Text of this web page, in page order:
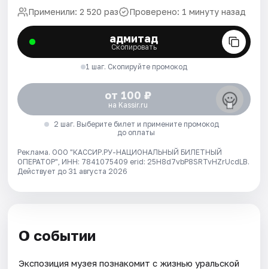
Применили: 2 520 раз Проверено: 1 минуту назад
адмитад
Скопировать
1 шаг. Скопируйте промокод
от 100 ₽
на Kassir.ru
2 шаг. Выберите билет и примените промокод
до оплаты
Реклама. ООО "КАССИР.РУ-НАЦИОНАЛЬНЫЙ БИЛЕТНЫЙ
ОПЕРАТОР", ИНН: 7841075409 erid: 25H8d7vbP8SRTvHZrUcdLB.
Действует до 31 августа 2026
О событии
Экспозиция музея познакомит с жизнью уральской